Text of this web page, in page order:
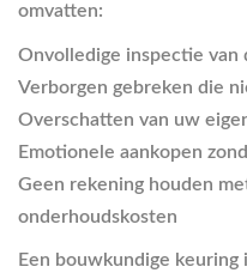
omvatten:
Onvolledige inspectie van
Verborgen gebreken die
Overschatten van uw
Emotionele aankopen
Geen rekening houden
onderhoudskosten
Een bouwkundige keuring